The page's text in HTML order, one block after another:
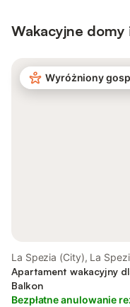
Wakacyjne domy
Wyróżniony
La Spezia (City), La
Apartament wakacyjny
Balkon
Bezpłatne anulowanie